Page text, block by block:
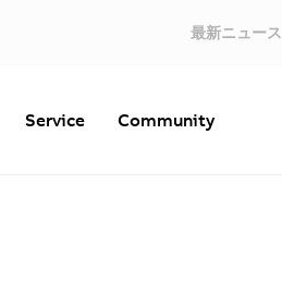
最新ニュース
Service Community